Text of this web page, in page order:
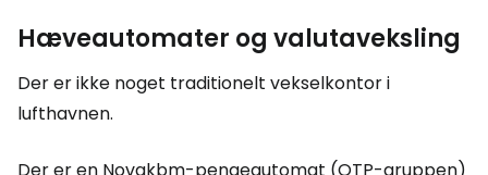
Hæveautomater og valutaveksling
Der er ikke noget traditionelt vekselkontor i
lufthavnen.
Der er en Novakbm-pengeautomat (OTP-gruppen)